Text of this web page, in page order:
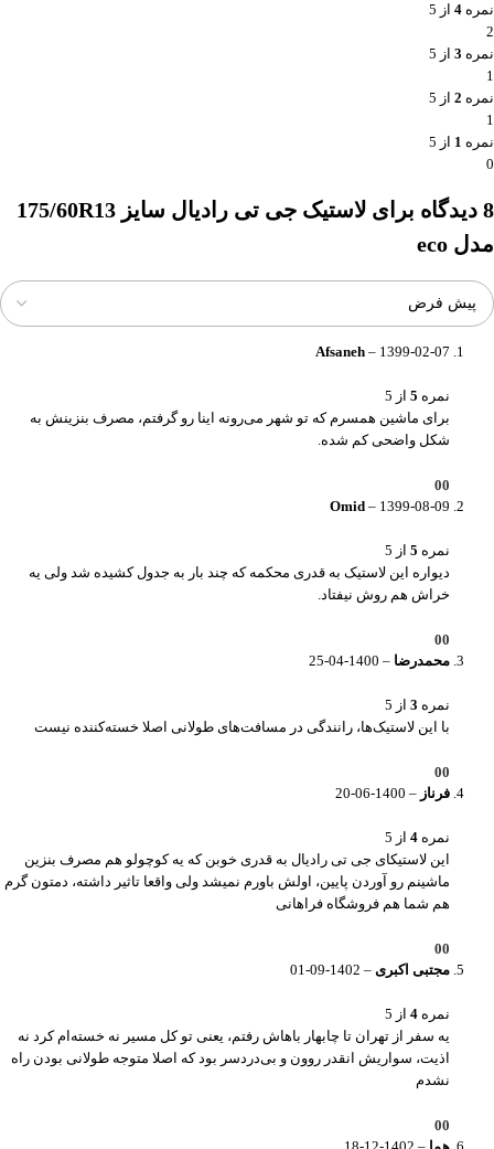
نمره 4 از 5
2
نمره 3 از 5
1
نمره 2 از 5
1
نمره 1 از 5
0
8 دیدگاه برای
لاستیک جی تی رادیال سایز 175/60R13
مدل eco
Afsaneh – 1399-02-07
نمره 5 از 5
برای ماشین همسرم که تو شهر می‌رونه اینا رو گرفتم، مصرف بنزینش به
شکل واضحی کم شده.
0
0
Omid – 1399-08-09
نمره 5 از 5
دیواره این لاستیک به قدری محکمه که چند بار به جدول کشیده شد ولی یه
خراش هم روش نیفتاد.
0
0
محمدرضا –
1400-04-25
نمره 3 از 5
با این لاستیک‌ها، رانندگی در مسافت‌های طولانی اصلا خسته‌کننده نیست
0
0
فرناز –
1400-06-20
نمره 4 از 5
این لاستیکای جی تی رادیال به قدری خوبن که یه کوچولو هم مصرف بنزین
ماشینم رو آوردن پایین، اولش باورم نمیشد ولی واقعا تاثیر داشته، دمتون گرم
هم شما هم فروشگاه فراهانی
0
0
مجتبی اکبری –
1402-09-01
نمره 4 از 5
یه سفر از تهران تا چابهار باهاش رفتم، یعنی تو کل مسیر نه خسته‌ام کرد نه
اذیت، سواریش انقدر روون و بی‌دردسر بود که اصلا متوجه طولانی بودن راه
نشدم
0
0